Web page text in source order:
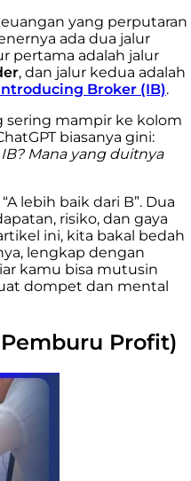
yang perputaran
ada dua jalur
pertama adalah jalur
, dan jalur kedua adalah
Broker (IB).
sering mampir ke kolom
biasanya gini:
Mana yang duitnya
lebih baik dari B”. Dua
risiko, dan gaya
ini, kita bakal bedah
lengkap dengan
kamu bisa mutusin
dompet dan mental
Profit)